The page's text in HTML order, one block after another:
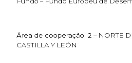
Área de cooperação: 2 –NORTE
CASTILLA Y LEÓN